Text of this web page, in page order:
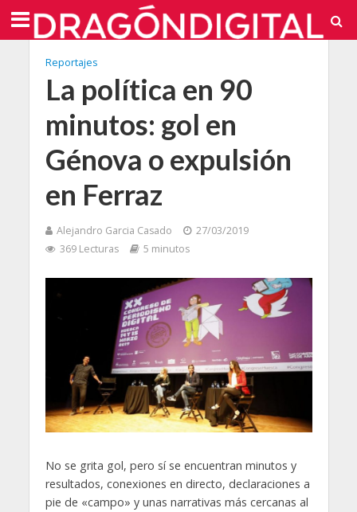
Reportajes
La política en 90
minutos: gol en
Génova o expulsión
en Ferraz
Alejandro Garcia Casado
27/03/2019
369 Lecturas
5 minutos
No se grita gol, pero sí se encuentran minutos y
resultados, conexiones en directo, declaraciones a
pie de «campo» y unas narrativas más cercanas al